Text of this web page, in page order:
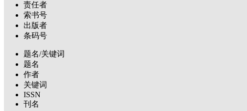
责任者
索书号
出版者
条码号
题名/关键词
题名
作者
关键词
ISSN
刊名